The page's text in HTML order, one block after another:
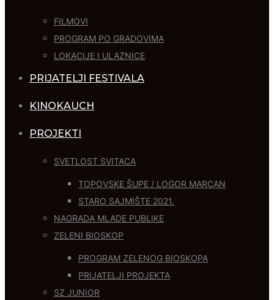
FILMOVI
PROGRAM PO GRADOVIMA
LOKACIJE I ULAZNICE
PRIJATELJI FESTIVALA
KINOKAUCH
PROJEKTI
SVETLOST SVITACA
TOPOVSKE ŠUPE / LOGOR MARCAN
STARO SAJMIŠTE 2021.
NAGRADA MLADE PUBLIKE
ZELENI BIOSKOP
PROGRAM ZELENOG BIOSKOPA
PRIJATELJI PROJEKTA
SZ JUNIOR